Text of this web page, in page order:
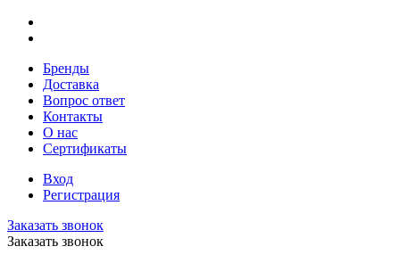
Бренды
Доставка
Вопрос ответ
Контакты
О нас
Сертификаты
Вход
Регистрация
Заказать звонок
Заказать звонок